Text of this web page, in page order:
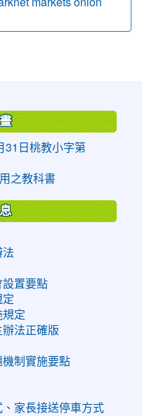
31日桃教小字第
之教科書
法
設置要點
定
規定
辦法正確版
機制實施要點
家長接送停車方式